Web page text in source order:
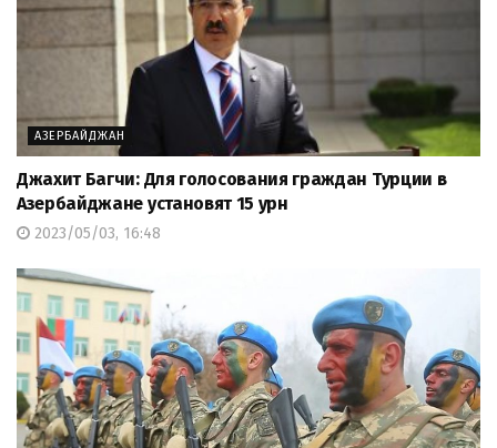
АЗЕРБАЙДЖАН
Джахит Багчи: Для голосования граждан Турции в
Азербайджане установят 15 урн
2023/05/03, 16:48